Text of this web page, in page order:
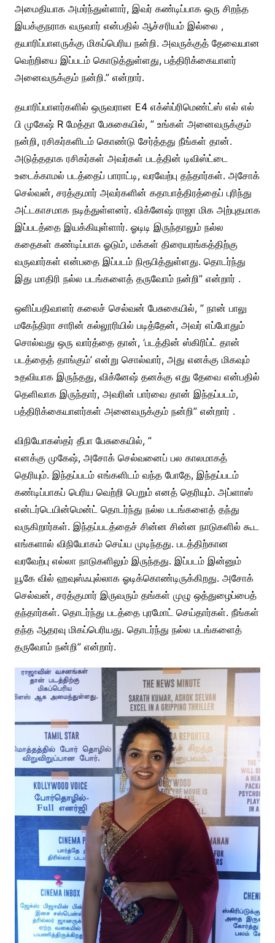
அமைதியாக அமர்ந்துள்ளார், இவர் கண்டிப்பாக ஒரு சிறந்த
இயக்குநராக வருவார் என்பதில் ஆச்சரியம் இல்லை ,
தயாரிப்பாளருக்கு மிகப்பெரிய நன்றி. அவருக்குத் தேவையான
வெற்றியை இப்படம் கொடுத்துள்ளது, பத்திரிக்கையாளர்
அனைவருக்கும் நன்றி.” என்றார்.
தயாரிப்பாளர்களில் ஒருவரான E4 எக்ஸ்ப்ரிமெண்ட்ஸ் எல் எல்
பி முகேஷ் R மேத்தா பேசுகையில், ” உங்கள் அனைவருக்கும்
நன்றி, ரசிகர்களிடம் கொண்டு சேர்த்தது நீங்கள் தான்.
அடுத்ததாக ரசிகர்கள் அவர்கள் படத்தின் டிவிஸ்ட்டை
உடைக்காமல் படத்தைப் பாராட்டி, வரவேற்பு தந்தார்கள். அசோக்
செல்வன், சரத்குமார் அவர்களின் கதாபாத்திரத்தைப் புரிந்து
அட்டகாசமாக நடித்துள்ளனர். விக்னேஷ் ராஜா மிக அற்புதமாக
இப்படத்தை இயக்கியுள்ளார். ஓடிடி இருந்தாலும் நல்ல
கதைகள் கண்டிப்பாக ஓடும், மக்கள் திரையரங்கத்திற்கு
வருவார்கள் என்பதை இப்படம் நிரூபித்துள்ளது. தொடர்ந்து
இது மாதிரி நல்ல படங்களைத் தருவோம் நன்றி” என்றார் .
ஒளிப்பதிவாளர் கலைச் செல்வன் பேசுகையில், ” நான் பாலு
மகேந்திரா சாரின் கல்லூரியில் படித்தேன், அவர் எப்போதும்
சொல்வது ஒரு வார்த்தை தான், ‘படத்தின் ஸ்கிரிப்ட் தான்
படத்தைத் தாங்கும்’ என்று சொல்வார், அது எனக்கு மிகவும்
உதவியாக இருந்தது, விக்னேஷ் தனக்கு எது தேவை என்பதில்
தெளிவாக இருந்தார், அவரின் பார்வை தான் இந்தப்படம்,
பத்திரிக்கையாளர்கள் அனைவருக்கும் நன்றி” என்றார் .
விநியோகஸ்தர் தீபா பேசுகையில், ”
எனக்கு முகேஷ், அசோக் செல்வனைப் பல காலமாகத்
தெரியும். இந்தப்படம் எங்களிடம் வந்த போதே, இந்தப்படம்
கண்டிப்பாகப் பெரிய வெற்றி பெறும் எனத் தெரியும். அப்ளாஸ்
என்டர்டெயின்மென்ட் தொடர்ந்து நல்ல படங்களைத் தந்து
வருகிறார்கள். இந்தப்படத்தைச் சின்ன சின்ன நாடுகளில் கூட
எங்களால் விநியோகம் செய்ய முடிந்தது. படத்திற்கான
வரவேற்பு எல்லா நாடுகளிலும் இருந்தது. இப்படம் இன்னும்
யூகே வில் ஹவுஸ்ஃபுல்லாக ஓடிக்கொண்டிருக்கிறது. அசோக்
செல்வன், சரத்குமார் இருவரும் தங்கள் முழு ஒத்துழைப்பைத்
தந்தார்கள். தொடர்ந்து படத்தை புரமோட் செய்தார்கள். நீங்கள்
தந்த ஆதரவு மிகப்பெரியது. தொடர்ந்து நல்ல படங்களைத்
தருவோம் நன்றி” என்றார்.